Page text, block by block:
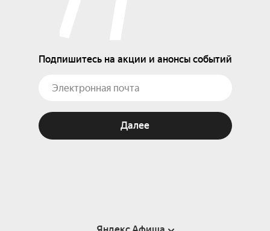
Подпишитесь на акции и анонсы событий
Далее